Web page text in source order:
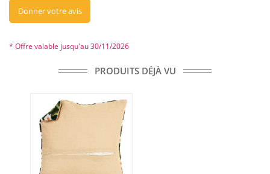
Donner votre avis
* Offre valable jusqu'au 30/11/2026
PRODUITS DÉJÀ VU